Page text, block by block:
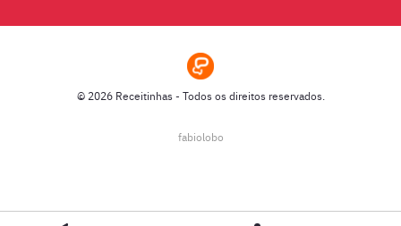
RECEITAS DE ANO NOVO (RÉVEILLON)
RECEITAS DE NATAL
© 2026 Receitinhas - Todos os direitos reservados.
fabiolobo